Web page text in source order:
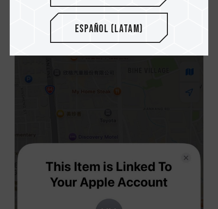
8. El elemento ahora está conectado con éxito
a tu dispositivo y cuentaEspañol (Latam)